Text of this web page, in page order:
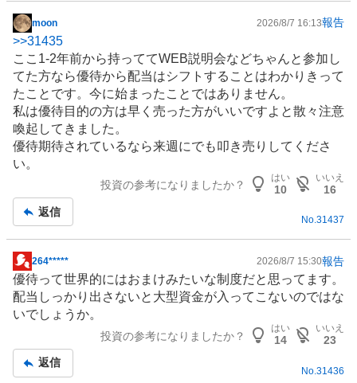
掲
示
板
記
事
moon 2026/8/7 16:13報告
>>31435
ここ1-2年前から持っててWEB説明会などちゃんと参加し
てた方なら優待から配当はシフトすることはわかりきって
たことです。今に始まったことではありません。
私は優待目的の方は早く売った方がいいですよと散々注意
喚起してきました。
優待期待されているなら来週にでも叩き売りしてくださ
い。
投資の参考になりましたか？
はい
10
いいえ
16
返信
No.31437
掲
示
板
記
264***** 2026/8/7 15:30報告
優待って世界的にはおまけみたいな制度だと思ってます。
配当しっかり出さないと大型資金が入ってこないのではな
いでしょうか。
投資の参考になりましたか？
はい
14
いいえ
23
返信
No. 31436